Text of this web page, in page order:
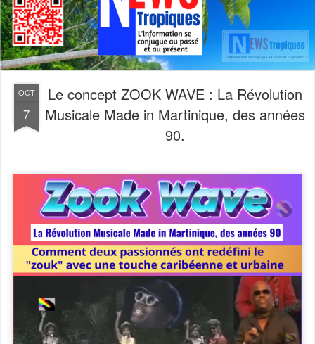
OCT
7
Le concept ZOOK WAVE : La Révolution
Musicale Made in Martinique, des années
90.